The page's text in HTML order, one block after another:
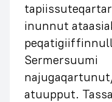
inunnut
Sermersuumi
atuupput.